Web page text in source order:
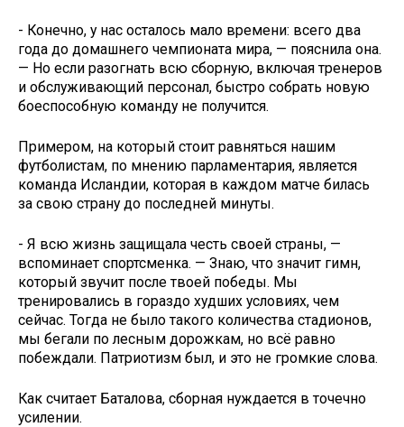
- Конечно, у нас осталось мало времени: всего два
года до домашнего чемпионата мира, — пояснила она.
— Но если разогнать всю сборную, включая тренеров
и обслуживающий персонал, быстро собрать новую
боеспособную команду не получится.
Примером, на который стоит равняться нашим
футболистам, по мнению парламентария, является
команда Исландии, которая в каждом матче билась
за свою страну до последней минуты.
- Я всю жизнь защищала честь своей страны, —
вспоминает спортсменка. — Знаю, что значит гимн,
который звучит после твоей победы. Мы
тренировались в гораздо худших условиях, чем
сейчас. Тогда не было такого количества стадионов,
мы бегали по лесным дорожкам, но всё равно
побеждали. Патриотизм был, и это не громкие слова.
Как считает Баталова, сборная нуждается в точечно
усилении.